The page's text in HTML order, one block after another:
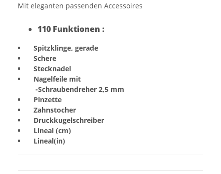
Mit eleganten passenden Accessoires
110 Funktionen :
Spitzklinge, gerade
Schere
Stecknadel
Nagelfeile mit
-Schraubendreher 2,5 mm
Pinzette
Zahnstocher
Druckkugelschreiber
Lineal (cm)
Lineal(in)